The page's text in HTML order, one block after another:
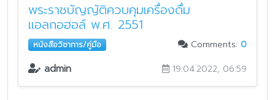
พระราชบัญญัติควบคุมเครื่องดื่ม
แอลกอฮอล์ พ.ศ. 2551
หนังสือวิชาการ/คู่มือ Comments: 0
admin 19.04.2022, 06:59